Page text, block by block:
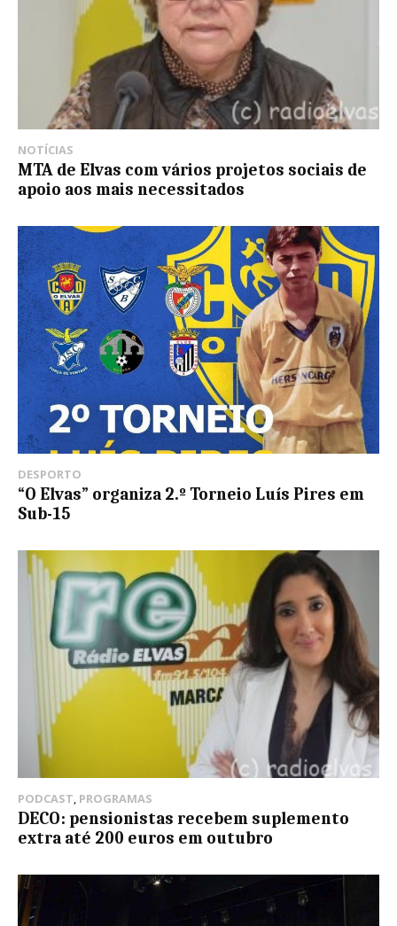
NOTÍCIAS
MTA de Elvas com vários projetos sociais de
apoio aos mais necessitados
DESPORTO
“O Elvas” organiza 2.º Torneio Luís Pires em
Sub-15
PODCAST, PROGRAMAS
DECO: pensionistas recebem suplemento
extra até 200 euros em outubro